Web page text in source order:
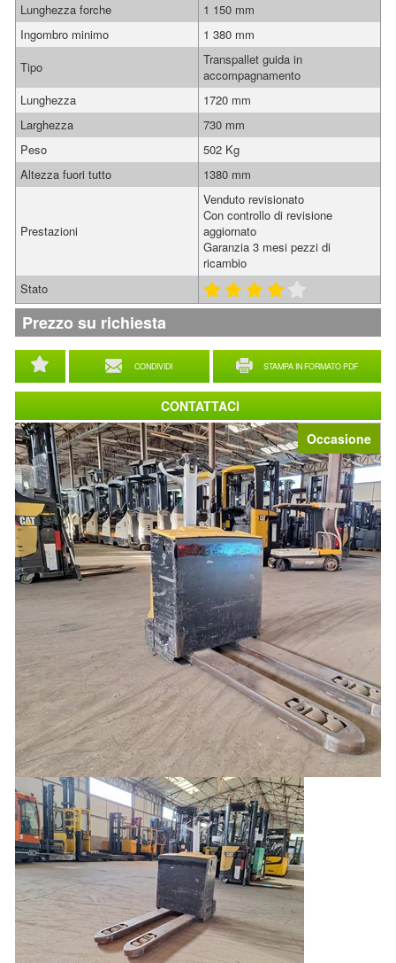
Occasione
CONDIVIDI STAMPA IN FORMATO PDF
Lunghezza forche
1 150 mm
Ingombro minimo
1 380 mm
Tipo
Transpallet guida in
accompagnamento
Lunghezza
1720 mm
Larghezza
730 mm
Peso
502 Kg
Altezza fuori tutto
1380 mm
Prestazioni
Venduto revisionato
Con controllo di revisione
aggiornato
Garanzia 3 mesi pezzi di
ricambio
Stato
Prezzo su richiesta
CONTATTACI